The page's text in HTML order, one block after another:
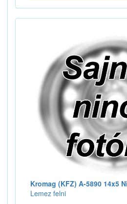
Kromag (KFZ) A-5890 14x5
Lemez felni